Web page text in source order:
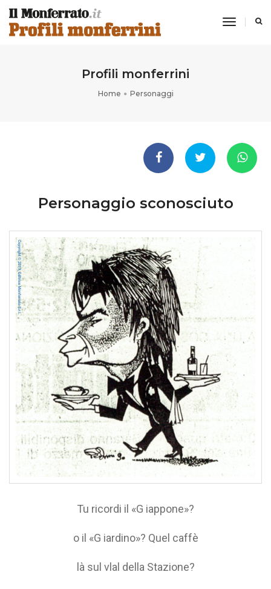
toggle
Profili monferrini
Home Personaggi
Personaggio sconosciuto
Tu ricordi il «G iappone»?
o il «G iardino»? Quel caffè
là sul vlal della Stazione?